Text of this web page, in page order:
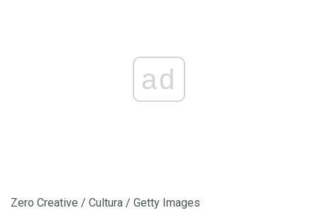
ad
Zero Creative / Cultura / Getty Images